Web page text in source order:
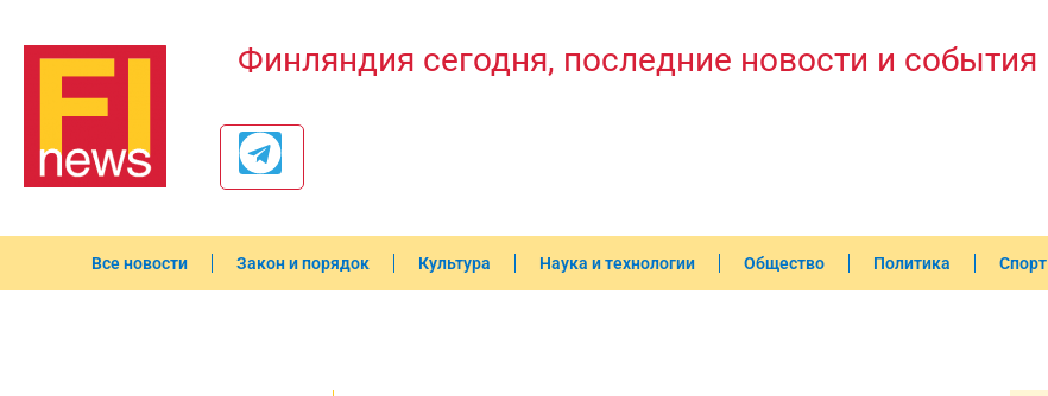
Финляндия сегодня, последние новости и события
Все новости Закон и порядок Культура Наука и технологии Общество Политика Спорт